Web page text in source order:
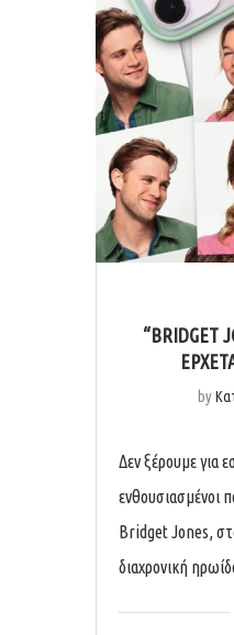
“BRIDGET
by
Δεν ξέρουμε για
ενθουσιασμένοι
Bridget Jones,
διαχρονική